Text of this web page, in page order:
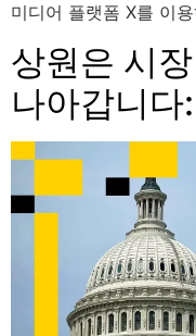
미디어 플랫폼 X를 이
상원은 시
나아갑니